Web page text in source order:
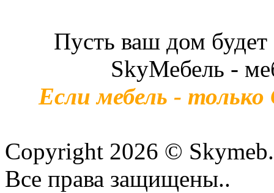
Пусть ваш дом
SkyМебель -
Если мебель -
Copyright 2026 ©
Все права защищены..